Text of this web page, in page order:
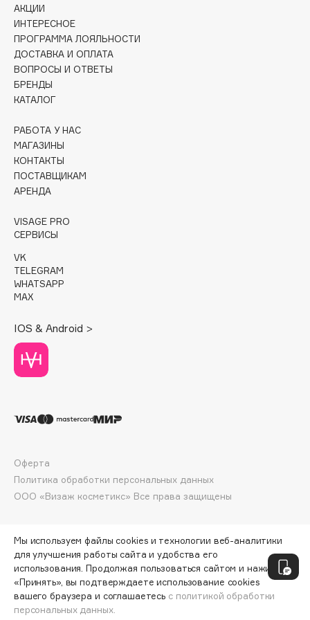
Collagenina
Consly
CosRX
Cottolina
Crescina
Cunzite
Curaprox
D
d'Alba
DARLING*
Darphin
Davines
Dessange
Dior
Divage
Dolomit
Dr. Vranjes Firenze
Dr.Althea
DSD de Luxe
Dyson
ДОБАВИТЬ В КОРЗИНУ
АКЦИИ
ИНТЕРЕСНОЕ
ПРОГРАММА ЛОЯЛЬНОСТИ
ДОСТАВКА И ОПЛАТА
ВОПРОСЫ И ОТВЕТЫ
БРЕНДЫ
КАТАЛОГ
РАБОТА У НАС
МАГАЗИНЫ
КОНТАКТЫ
ПОСТАВЩИКАМ
АРЕНДА
VISAGE PRO
СЕРВИСЫ
VK
TELEGRAM
WHATSAPP
MAX
IOS & Android >
ООО «Визаж косметикс» Все права защищены
Оферта
Политика обработки персональных данных
Мы используем файлы cookies и технологии веб-аналитики
для улучшения работы сайта и удобства его
использования. Продолжая пользоваться сайтом и нажимая
«Принять», вы подтверждаете использование cookies
вашего браузера и соглашаетесь с политикой обработки
персональных данных.